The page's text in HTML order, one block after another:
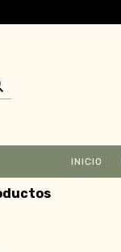
INICIO